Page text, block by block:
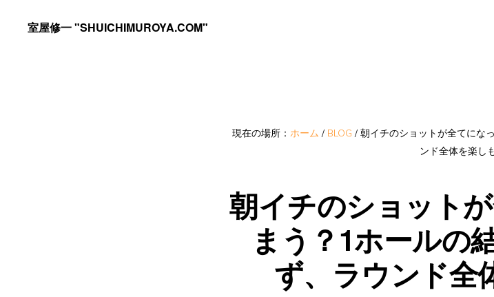
室屋修一 "SHUICHIMUROYA.COM"
現在の場所： ホーム / BLOG / 朝イチのショットが全てにな
ンド全体を楽し
朝イチのショット
まう？1ホールの
ず、ラウンド全